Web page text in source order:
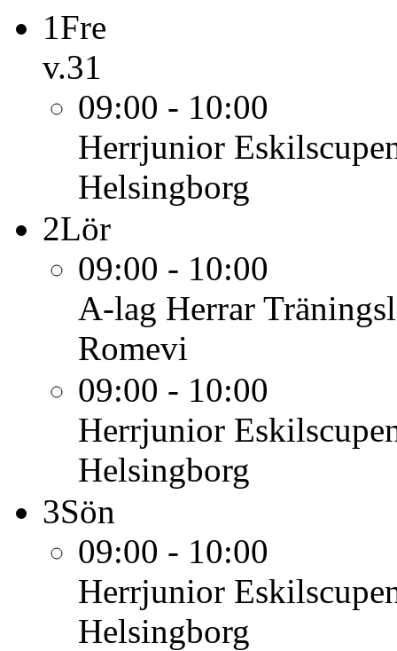
1Fre
v.31
09:00 - 10:00
Herrjunior
Helsingborg
2Lör
09:00 - 10:00
A-lag Herrar
Romevi
09:00 - 10:00
Herrjunior
Helsingborg
3Sön
09:00 - 10:00
Herrjunior
Helsingborg